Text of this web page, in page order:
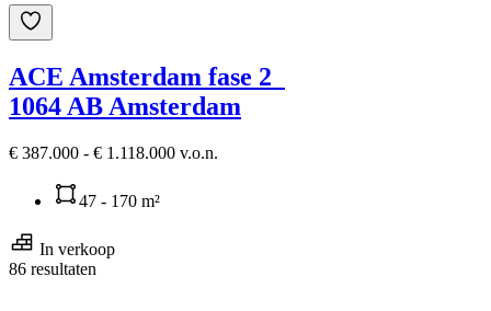
ACE Amsterdam fase 2
1064 AB Amsterdam
€ 387.000 - € 1.118.000 v.o.n.
47 - 170 m²
In verkoop
86 resultaten